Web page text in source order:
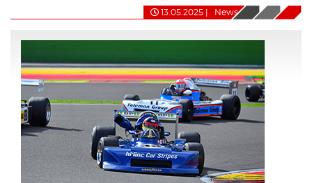
13.05.2025 News